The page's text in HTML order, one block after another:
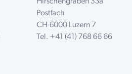
Hirschengraben 33a
Postfach
CH-6000 Luzern 7
Tel. +41 (41) 768 66 66